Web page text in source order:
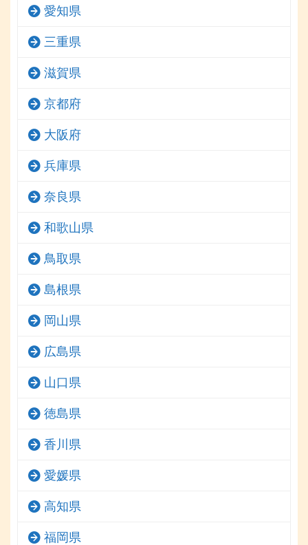
愛知県
三重県
滋賀県
京都府
大阪府
兵庫県
奈良県
和歌山県
鳥取県
島根県
岡山県
広島県
山口県
徳島県
香川県
愛媛県
高知県
福岡県